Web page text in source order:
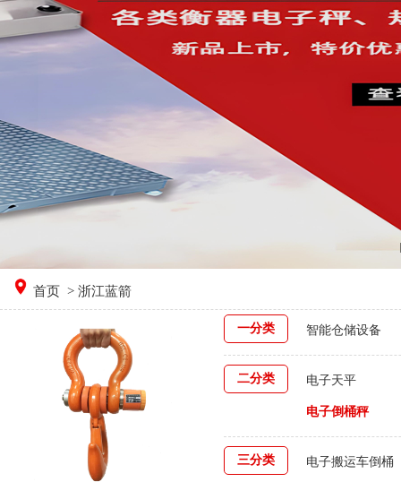
首页 > 浙江蓝箭
一分类 智能仓储设备
二分类 电子天平
电子倒桶秤
三分类 电子搬运车倒桶